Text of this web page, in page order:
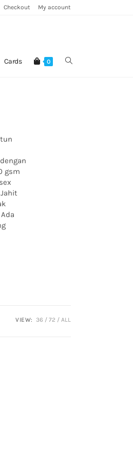
Checkout My account
Cards 0
gsm
VIEW: 36 72 ALL